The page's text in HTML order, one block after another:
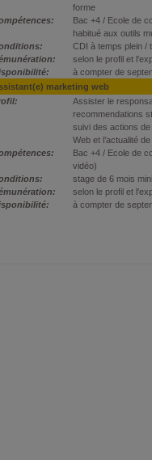
forme
Bac +4 / Ecole de
habitué aux outils
CDI à temps plein /
selon le profil et
à compter de
marketing web
Assister le
recommendations
suivi des actions
Web et l’actualité
Bac +4 / Ecole de
vidéo)
stage de 6 mois
selon le profil et
à compter de